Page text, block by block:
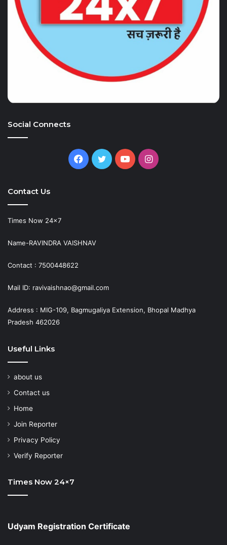
Social Connects
Facebook
TwitterYouTubeInstagram
Contact Us
Times Now 24×7
Name-RAVINDRA VAISHNAV
Contact : 7500448622
Mail ID: ravivaishnao@gmail.com
Address : MIG-109, Bagmugaliya Extension, Bhopal Madhya
Pradesh 462026
Useful Links
about us
Contact us
Home
Join Reporter
Privacy Policy
Verify Reporter
Times Now 24×7
Udyam Registration Certificate